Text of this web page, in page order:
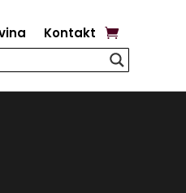
Kontakt